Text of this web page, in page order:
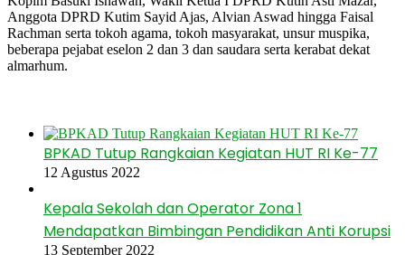
Anggota DPRD Kutim Sayid Ajas, Alvian Aswad hingga Faisal
Rachman serta tokoh agama, tokoh masyarakat, unsur muspika,
beberapa pejabat eselon 2 dan 3 dan saudara serta kerabat dekat
almarhum.
BPKAD Tutup Rangkaian Kegiatan HUT RI Ke-77
12 Agustus 2022
Kepala Sekolah dan Operator Zona 1
Mendapatkan Bimbingan Pendidikan Anti Korupsi
13 September 2022